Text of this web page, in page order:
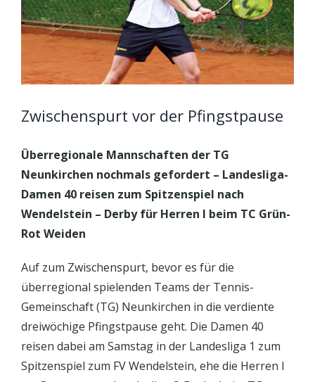
Zwischenspurt vor der Pfingstpause
Überregionale Mannschaften der TG
Neunkirchen nochmals gefordert – Landesliga-
Damen 40 reisen zum Spitzenspiel nach
Wendelstein – Derby für Herren I beim TC Grün-
Rot Weiden
Auf zum Zwischenspurt, bevor es für die
überregional spielenden Teams der Tennis-
Gemeinschaft (TG) Neunkirchen in die verdiente
dreiwöchige Pfingstpause geht. Die Damen 40
reisen dabei am Samstag in der Landesliga 1 zum
Spitzenspiel zum FV Wendelstein, ehe die Herren I